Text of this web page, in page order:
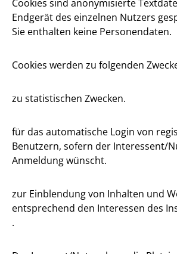
Cookies sind anonymisierte
Endgerät des einzelnen Nutzers
Sie enthalten keine Personendaten.
Cookies werden zu folgenden
zu statistischen Zwecken.
für das automatische Login von
Benutzern, sofern der Interessent/
Anmeldung wünscht.
zur Einblendung von Inhalten und
entsprechend den Interessen des
.